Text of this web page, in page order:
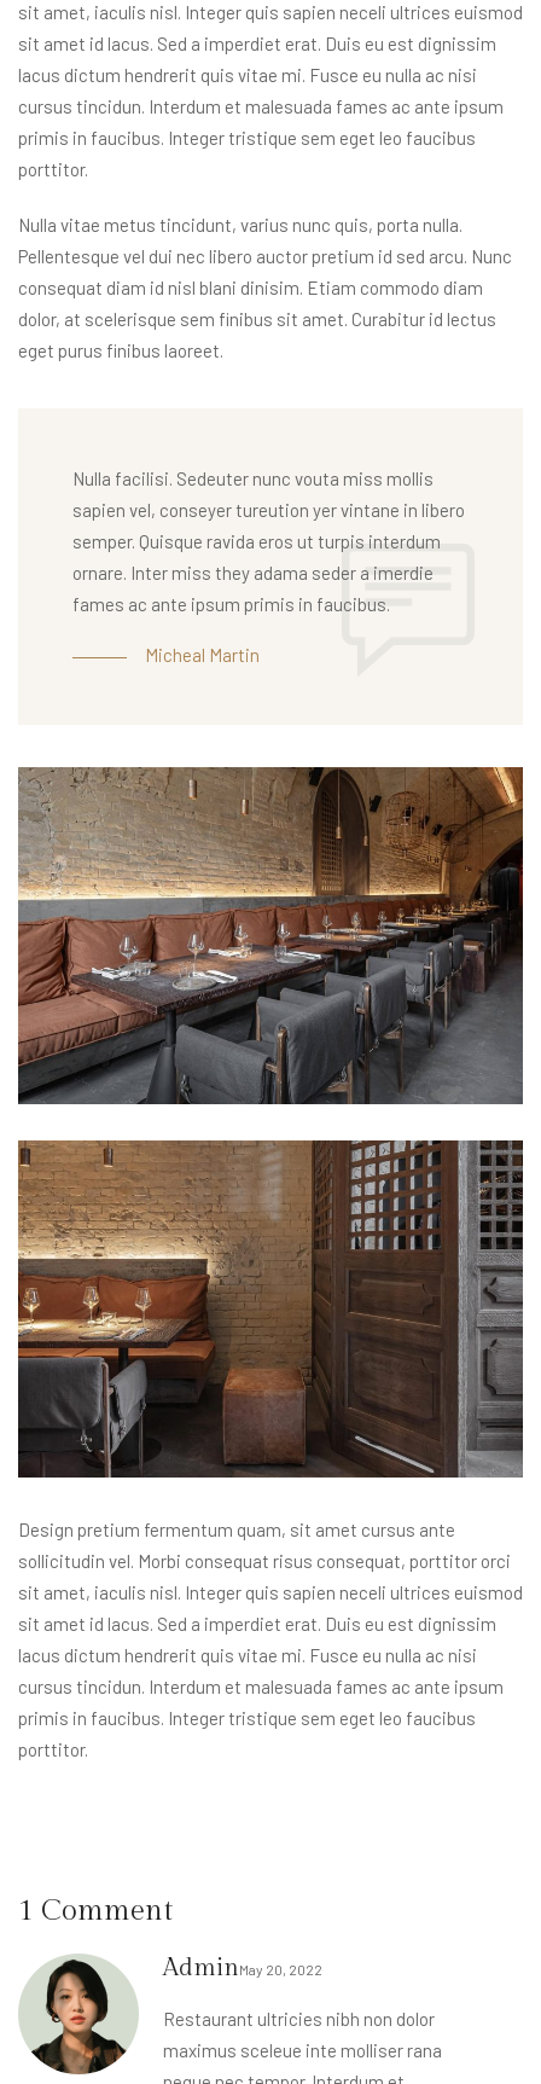
sit amet, iaculis nisl. Integer quis sapien neceli ultrices euismod
sit amet id lacus. Sed a imperdiet erat. Duis eu est dignissim
lacus dictum hendrerit quis vitae mi. Fusce eu nulla ac nisi
cursus tincidun. Interdum et malesuada fames ac ante ipsum
primis in faucibus. Integer tristique sem eget leo faucibus
porttitor.
Nulla vitae metus tincidunt, varius nunc quis, porta nulla.
Pellentesque vel dui nec libero auctor pretium id sed arcu. Nunc
consequat diam id nisl blani dinisim. Etiam commodo diam
dolor, at scelerisque sem finibus sit amet. Curabitur id lectus
eget purus finibus laoreet.
Nulla facilisi. Sedeuter nunc vouta miss mollis
sapien vel, conseyer tureution yer vintane in libero
semper. Quisque ravida eros ut turpis interdum
ornare. Inter miss they adama seder a imerdie
fames ac ante ipsum primis in faucibus.
Micheal Martin
Design pretium fermentum quam, sit amet cursus ante
sollicitudin vel. Morbi consequat risus consequat, porttitor orci
sit amet, iaculis nisl. Integer quis sapien neceli ultrices euismod
sit amet id lacus. Sed a imperdiet erat. Duis eu est dignissim
lacus dictum hendrerit quis vitae mi. Fusce eu nulla ac nisi
cursus tincidun. Interdum et malesuada fames ac ante ipsum
primis in faucibus. Integer tristique sem eget leo faucibus
porttitor.
1 Comment
AdminMay 20, 2022
Restaurant ultricies nibh non dolor
maximus sceleue inte molliser rana